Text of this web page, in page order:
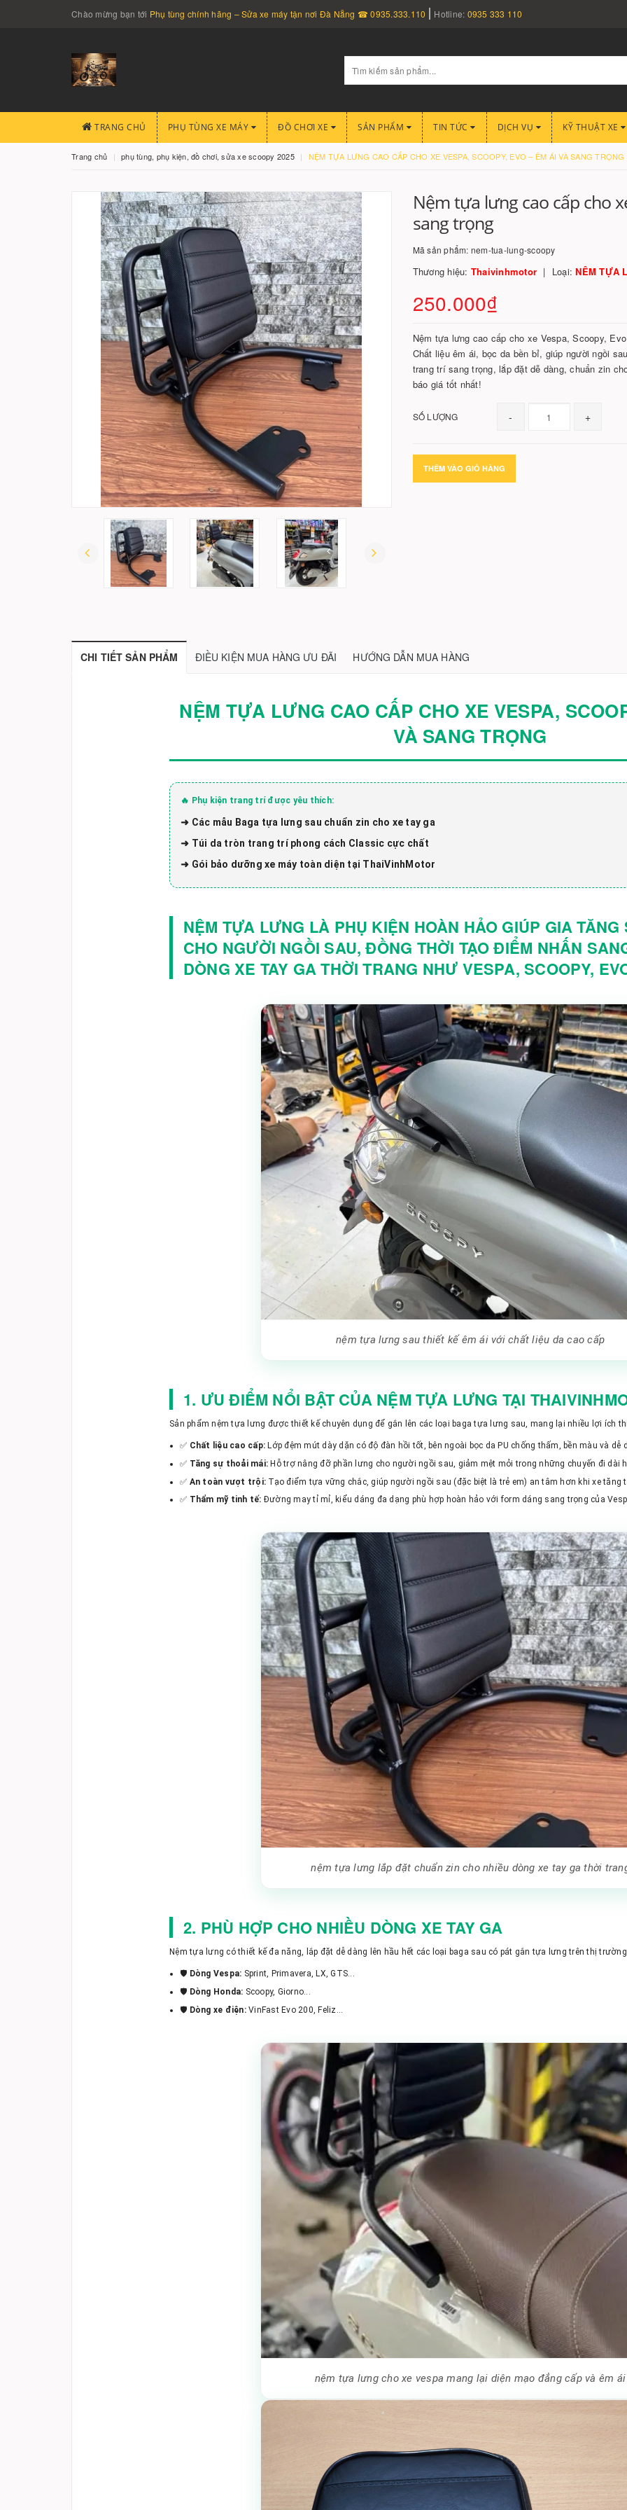
Chào mừng bạn tới Phụ tùng chính hãng – Sửa xe máy tận nơi Đà Nẵng ☎ 0935.333.110 Hotline: 0935 333 110
TRANG CHỦ PHỤ TÙNG XE MÁY ĐỒ CHƠI XE SẢN PHẨM TIN TỨC DỊCH VỤ KỸ THUẬT XE
Trang chủ phụ tùng, phụ kiện, đồ chơi, sửa xe scoopy 2025 NỆM TỰA LƯNG CAO CẤP CHO XE VESPA, SCOOPY, EVO – ÊM ÁI VÀ SANG TRỌNG
Nệm tựa lưng cao cấp cho
sang trọng
Mã sản phẩm: nem-tua-lung-scoopy
Thương hiệu: Thaivinhmotor Loại:NÊM TỰA
250.000₫
Nệm tựa lưng cao cấp cho xe Vespa, Scoopy,
Chất liệu êm ái, bọc da bền bỉ, giúp người ngồi
trang trí sang trọng, lắp đặt dễ dàng, chuẩn zin
báo giá tốt nhất!
SỐ LƯỢNG - +
THÊM VÀO GIỎ HÀNG
CHI TIẾT SẢN PHẨM ĐIỀU KIỆN MUA HÀNG ƯU ĐÃI HƯỚNG DẪN MUA HÀNG
NỆM TỰA LƯNG CAO CẤP CHO XE VESPA,
VÀ SANG TRỌNG
🔥 Phụ kiện trang trí được yêu thích:
➜ Các mẫu Baga tựa lưng sau chuẩn zin cho xe tay ga
➜ Túi da tròn trang trí phong cách Classic cực chất
➜ Gói bảo dưỡng xe máy toàn diện tại ThaiVinhMotor
NỆM TỰA LƯNG LÀ PHỤ KIỆN HOÀN HẢO GIÚP GIA TĂNG
CHO NGƯỜI NGỒI SAU, ĐỒNG THỜI TẠO ĐIỂM NHẤN
DÒNG XE TAY GA THỜI TRANG NHƯ VESPA, SCOOPY,
nệm tựa lưng sau thiết kế êm ái với chất liệu da cao cấp
1. ƯU ĐIỂM NỔI BẬT CỦA NỆM TỰA LƯNG TẠI
Sản phẩm nệm tựa lưng được thiết kế chuyên dụng để gắn lên các loại baga tựa lưng sau, mang lại nhiều lợi ích
✅ Chất liệu cao cấp: Lớp đệm mút dày dặn có độ đàn hồi tốt, bên ngoài bọc da PU chống thấm, bền màu và dễ
✅ Tăng sự thoải mái: Hỗ trợ nâng đỡ phần lưng cho người ngồi sau, giảm mệt mỏi trong những chuyến đi dài
✅ An toàn vượt trội: Tạo điểm tựa vững chắc, giúp người ngồi sau (đặc biệt là trẻ em) an tâm hơn khi xe tăng
✅ Thẩm mỹ tinh tế: Đường may tỉ mỉ, kiểu dáng đa dạng phù hợp hoàn hảo với form dáng sang trọng của
nệm tựa lưng lắp đặt chuẩn zin cho nhiều dòng xe tay ga thời
2. PHÙ HỢP CHO NHIỀU DÒNG XE TAY GA
Nệm tựa lưng có thiết kế đa năng, lắp đặt dễ dàng lên hầu hết các loại baga sau có pát gắn tựa lưng trên thị
🛡️ Dòng Vespa: Sprint, Primavera, LX, GTS...
🛡️ Dòng Honda: Scoopy, Giorno...
🛡️ Dòng xe điện:VinFast Evo 200, Feliz...
nệm tựa lưng cho xe vespa mang lại diện mạo đẳng cấp và êm ái